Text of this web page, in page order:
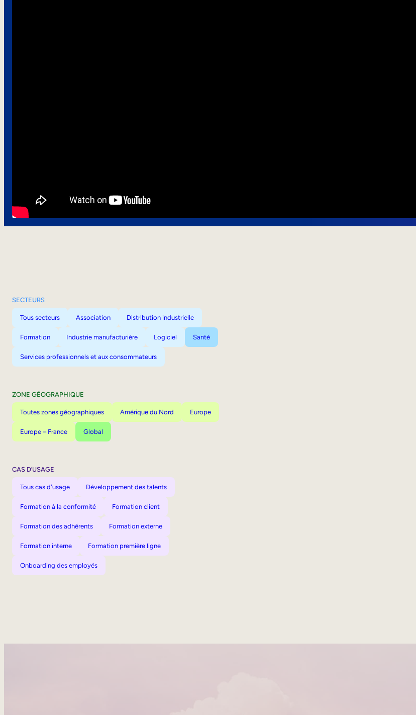
SECTEURS
Tous secteurs Association Distribution industrielle
Formation Industrie manufacturière Logiciel Santé
Services professionnels et aux consommateurs
ZONE GÉOGRAPHIQUE
Toutes zones géographiques Amérique du Nord Europe
Europe – France Global
CAS D’USAGE
Tous cas d'usage Développement des talents
Formation à la conformité Formation client
Formation des adhérents Formation externe
Formation interne Formation première ligne
Onboarding des employés